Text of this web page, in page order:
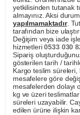
yetkilisinden tutanak
almayınız. Aksi
yapılmamaktadır.
tarafından bize
Değişim veya iade
hizmetleri0533 030
Sipariş
gösterilen tarih /
Kargo teslim
mesafelere göre
mesafelerden dolayı
kg ve üzeri
süreleri uzayabilir.
edilen ürüne ilişkin